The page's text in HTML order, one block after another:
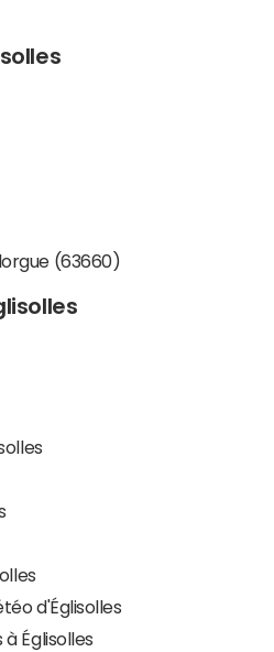
(63660)
d'Églisolles
Églisolles